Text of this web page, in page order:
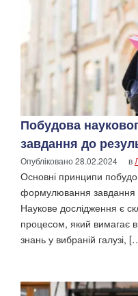
Побудова
завдання до
Опубліковано28.02.2024 в
Основні принципи
формулювання завдання
Наукове дослідження є
процесом, який вимагає
знань у вибраній галузі,